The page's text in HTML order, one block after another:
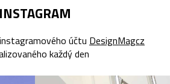
INSTAGRAM
účtu DesignMagcz
každý den